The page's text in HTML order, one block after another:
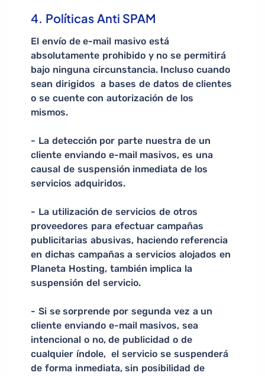
4. Políticas Anti SPAM
El envío de e-mail masivo está
absolutamente prohibido y no se permitirá
bajo ninguna circunstancia. Incluso cuando
sean dirigidos a bases de datos de clientes
o se cuente con autorización de los
mismos.
- La detección por parte nuestra de un
cliente enviando e-mail masivos, es una
causal de suspensión inmediata de los
servicios adquiridos.
- La utilización de servicios de otros
proveedores para efectuar campañas
publicitarias abusivas, haciendo referencia
en dichas campañas a servicios alojados en
Planeta Hosting, también implica la
suspensión del servicio.
- Si se sorprende por segunda vez a un
cliente enviando e-mail masivos, sea
intencional o no, de publicidad o de
cualquier índole, el servicio se suspenderá
de forma inmediata, sin posibilidad de